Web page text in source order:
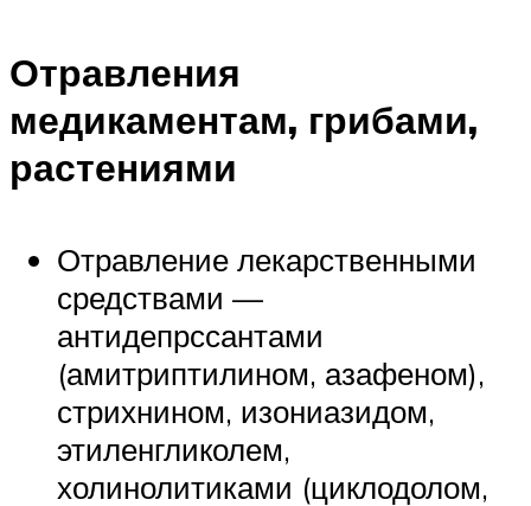
Отравления
медикаментам, грибами,
растениями
Отравление лекарственными
средствами —
антидепрссантами
(амитриптилином, азафеном),
стрихнином, изониазидом,
этиленгликолем,
холинолитиками (циклодолом,